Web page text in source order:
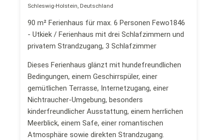
Schleswig-Holstein, Deutschland
90 m² Ferienhaus für max. 6 Personen Fewo1846
- Utkiek / Ferienhaus mit drei Schlafzimmern und
privatem Strandzugang, 3 Schlafzimmer
Dieses Ferienhaus glänzt mit hundefreundlichen
Bedingungen, einem Geschirrspüler, einer
gemütlichen Terrasse, Internetzugang, einer
Nichtraucher-Umgebung, besonders
kinderfreundlicher Ausstattung, einem herrlichen
Meerblick, einem Safe, einer romantischen
Atmosphäre sowie direkten Strandzugang.